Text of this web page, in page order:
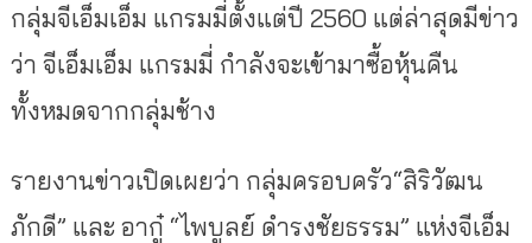
กลุ่มจีเอ็มเอ็ม แกรมมี่ตั้งแต่ปี 2560 แต่ล่าสุดมีข่าว
ว่า จีเอ็มเอ็ม แกรมมี่ กำลังจะเข้ามาซื้อหุ้นคืน
ทั้งหมดจากกลุ่มช้าง
รายงานข่าวเปิดเผยว่า กลุ่มครอบครัว“สิริวัฒน
ภักดี” และ อากู๋ “ไพบูลย์ ดำรงชัยธรรม” แห่งจีเอ็ม